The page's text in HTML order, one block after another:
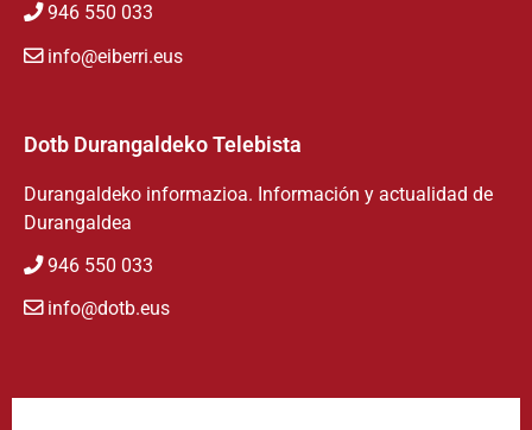
946 550 033
info@eiberri.eus
Dotb Durangaldeko Telebista
Durangaldeko informazioa. Información y actualidad de
Durangaldea
946 550 033
info@dotb.eus